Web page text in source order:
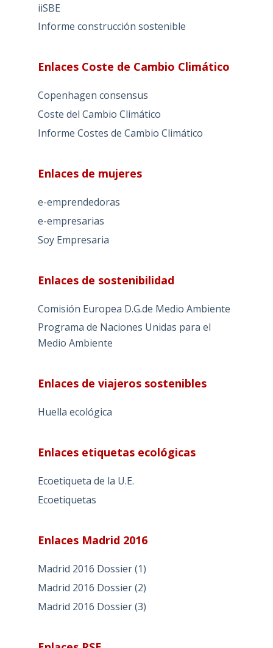
iiSBE
Informe construcción sostenible
Enlaces Coste de Cambio Climático
Copenhagen consensus
Coste del Cambio Climático
Informe Costes de Cambio Climático
Enlaces de mujeres
e-emprendedoras
e-empresarias
Soy Empresaria
Enlaces de sostenibilidad
Comisión Europea D.G.de Medio Ambiente
Programa de Naciones Unidas para el
Medio Ambiente
Enlaces de viajeros sostenibles
Huella ecológica
Enlaces etiquetas ecológicas
Ecoetiqueta de la U.E.
Ecoetiquetas
Enlaces Madrid 2016
Madrid 2016 Dossier (1)
Madrid 2016 Dossier (2)
Madrid 2016 Dossier (3)